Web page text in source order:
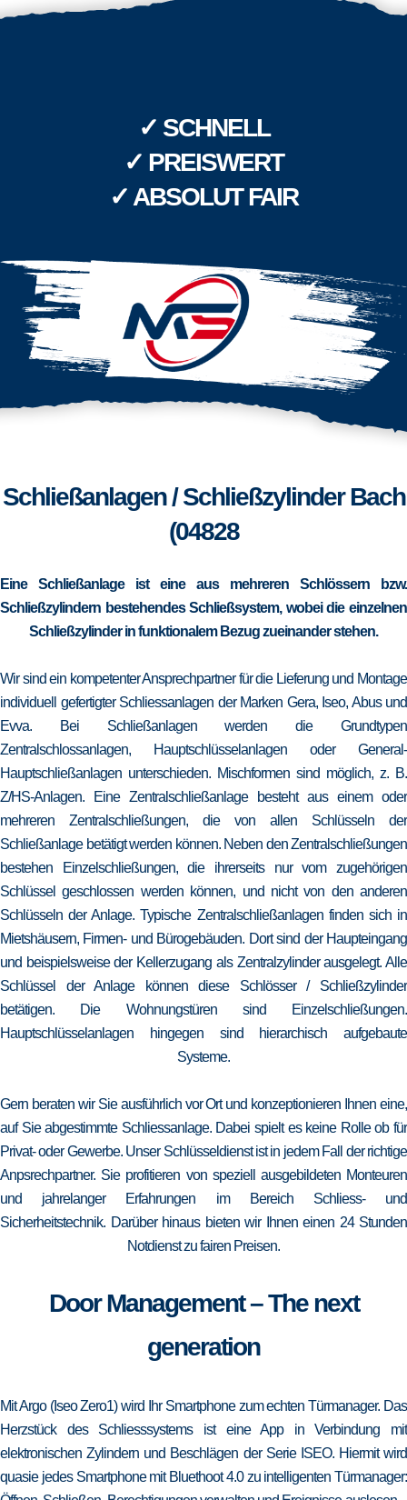
✓ SCHNELL
✓ PREISWERT
✓ ABSOLUT FAIR
Schließanlagen / Schließzylinder Bach
(04828
Eine Schließanlage ist eine aus mehreren Schlössern bzw.
Schließzylindern bestehendes Schließsystem, wobei die einzelnen
Schließzylinder in funktionalem Bezug zueinander stehen.
Wir sind ein kompetenter Ansprechpartner für die Lieferung und Montage
individuell gefertigter Schliessanlagen der Marken Gera, Iseo, Abus und
Evva. Bei Schließanlagen werden die Grundtypen
Zentralschlossanlagen, Hauptschlüsselanlagen oder General-
Hauptschließanlagen unterschieden. Mischformen sind möglich, z. B.
Z/HS-Anlagen. Eine Zentralschließanlage besteht aus einem oder
mehreren Zentralschließungen, die von allen Schlüsseln der
Schließanlage betätigt werden können. Neben den Zentralschließungen
bestehen Einzelschließungen, die ihrerseits nur vom zugehörigen
Schlüssel geschlossen werden können, und nicht von den anderen
Schlüsseln der Anlage. Typische Zentralschließanlagen finden sich in
Mietshäusern, Firmen- und Bürogebäuden. Dort sind der Haupteingang
und beispielsweise der Kellerzugang als Zentralzylinder ausgelegt. Alle
Schlüssel der Anlage können diese Schlösser / Schließzylinder
betätigen. Die Wohnungstüren sind Einzelschließungen.
Hauptschlüsselanlagen hingegen sind hierarchisch aufgebaute
Systeme.
Gern beraten wir Sie ausführlich vor Ort und konzeptionieren Ihnen eine,
auf Sie abgestimmte Schliessanlage. Dabei spielt es keine Rolle ob für
Privat- oder Gewerbe. Unser Schlüsseldienst ist in jedem Fall der richtige
Anpsrechpartner. Sie profitieren von speziell ausgebildeten Monteuren
und jahrelanger Erfahrungen im Bereich Schliess- und
Sicherheitstechnik. Darüber hinaus bieten wir Ihnen einen 24 Stunden
Notdienst zu fairen Preisen.
Door Management – The next
generation
Mit Argo (Iseo Zero1) wird Ihr Smartphone zum echten Türmanager. Das
Herzstück des Schliesssystems ist eine App in Verbindung mit
elektronischen Zylindern und Beschlägen der Serie ISEO. Hiermit wird
quasie jedes Smartphone mit Bluethoot 4.0 zu intelligenten Türmanager: